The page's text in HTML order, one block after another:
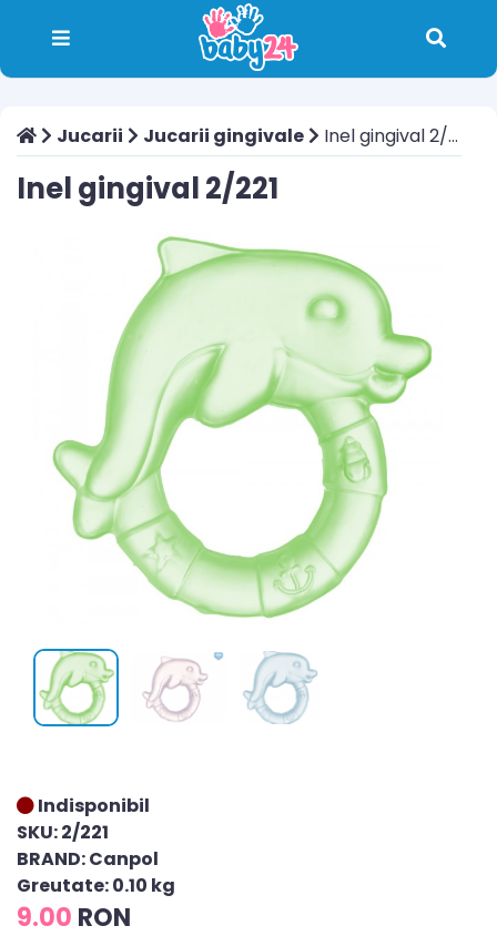
Jucarii Jucarii gingivale Inel gingival 2/221
Inel gingival 2/221
Indisponibil
SKU: 2/221
BRAND: Canpol
Greutate: 0.10 kg
9.00 RON